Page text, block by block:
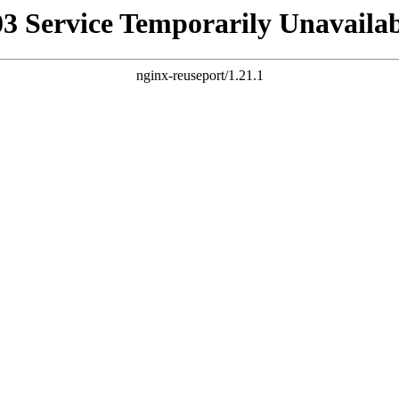
Service Temporarily
nginx-reuseport/1.21.1